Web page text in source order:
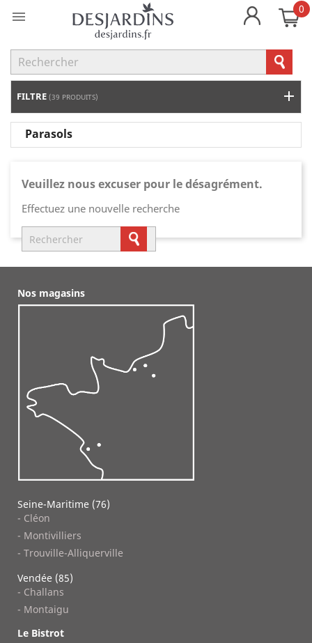
 0
FILTRE (39 PRODUITS)
Parasols
Veuillez nous excuser pour le désagrément.
Effectuez une nouvelle recherche
Nos magasins
Seine-Maritime (76)
- Cléon
- Montivilliers
- Trouville-Alliquerville
Vendée (85)
- Challans
- Montaigu
Le Bistrot